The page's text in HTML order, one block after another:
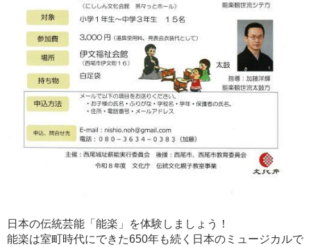
日本の伝統芸能「能楽」を体験しましょう！
能楽は室町時代にできた650年も続く日本のミュージカルで